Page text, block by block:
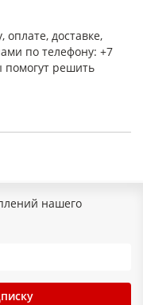
режется,
доставке,
по телефону: +7
помогут решить
нашего